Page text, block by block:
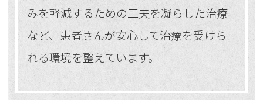
みを軽減するための工夫を凝らした治療
など、患者さんが安心して治療を受けら
れる環境を整えています。